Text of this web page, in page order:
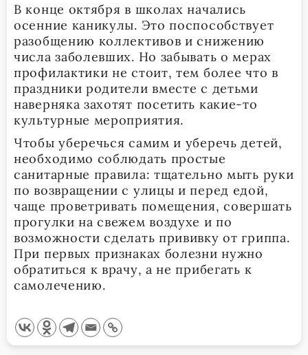
В конце октября в школах начались
осенние каникулы. Это поспособствует
разобщению коллективов и снижению
числа заболевших. Но забывать о мерах
профилактики не стоит, тем более что в
праздники родители вместе с детьми
наверняка захотят посетить какие-то
культурные мероприятия.
Чтобы уберечься самим и уберечь детей,
необходимо соблюдать простые
санитарные правила: тщательно мыть руки
по возвращении с улицы и перед едой,
чаще проветривать помещения, совершать
прогулки на свежем воздухе и по
возможности сделать прививку от гриппа.
При первых признаках болезни нужно
обратиться к врачу, а не прибегать к
самолечению.